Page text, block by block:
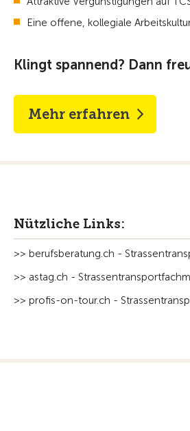
Eine offene, kollegiale
Klingt spannend? Dann
Mehr erfahren
Nützliche Links:
>> berufsberatung.ch -
>> astag.ch -
>> profis-on-tour.ch -